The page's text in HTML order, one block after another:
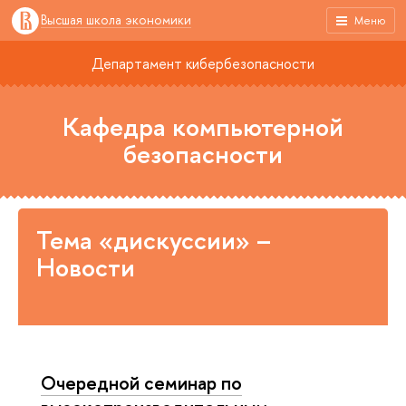
Меню
Высшая школа экономики
Департамент кибербезопасности
Кафедра компьютерной
безопасности
Тема «дискуссии» –
Новости
Очередной семинар по